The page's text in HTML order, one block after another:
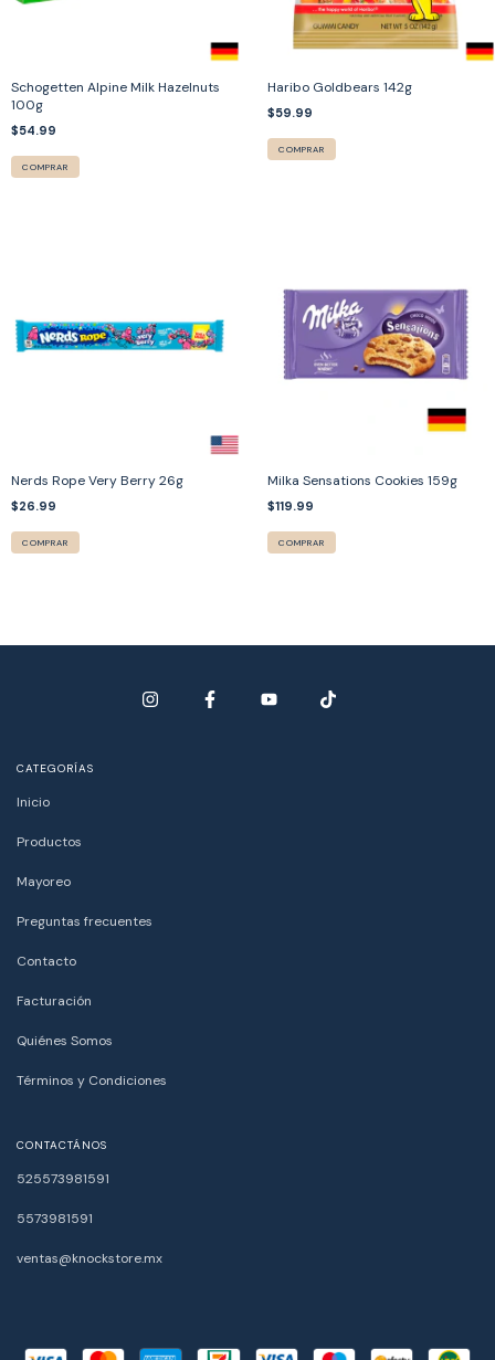
Schogetten Alpine Milk Hazelnuts
100g
$54.99
COMPRAR
Haribo Goldbears 142g
$59.99
COMPRAR
Nerds Rope Very Berry 26g
$26.99
COMPRAR
Milka Sensations Cookies 159g
$119.99
COMPRAR
CATEGORÍAS
Inicio
Productos
Mayoreo
Preguntas frecuentes
Contacto
Facturación
Quiénes Somos
Términos y Condiciones
CONTACTÁNOS
525573981591
5573981591
ventas@knockstore.mx